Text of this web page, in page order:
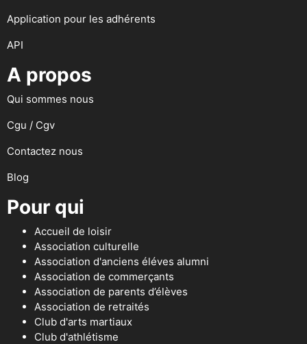
Application pour les adhérents
API
A propos
Qui sommes nous
Cgu / Cgv
Contactez nous
Blog
Pour qui
Accueil de loisir
Association culturelle
Association d'anciens éléves alumni
Association de commerçants
Association de parents d’élèves
Association de retraités
Club d'arts martiaux
Club d'athlétisme